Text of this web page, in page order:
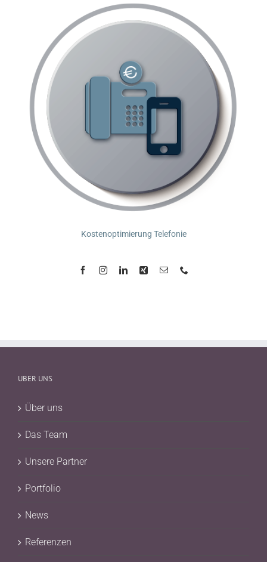
Kostenoptimierung Telefonie
UBER UNS
Über uns
Das Team
Unsere Partner
Portfolio
News
Referenzen